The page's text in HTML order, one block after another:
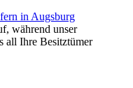
in Augsburg
während unser
all Ihre Besitztümer